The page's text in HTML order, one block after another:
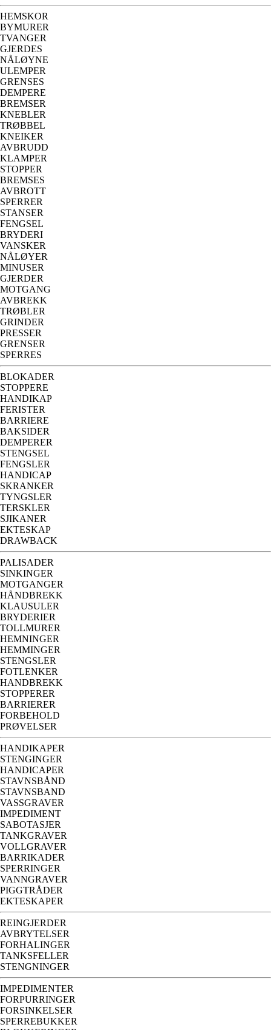
HEMSKOR
BYMURER
TVANGER
GJERDES
NÅLØYNE
ULEMPER
GRENSES
DEMPERE
BREMSER
KNEBLER
TRØBBEL
KNEIKER
AVBRUDD
KLAMPER
STOPPER
BREMSES
AVBROTT
SPERRER
STANSER
FENGSEL
BRYDERI
VANSKER
NÅLØYER
MINUSER
GJERDER
MOTGANG
AVBREKK
TRØBLER
GRINDER
PRESSER
GRENSER
SPERRES
BLOKADER
STOPPERE
HANDIKAP
FERISTER
BARRIERE
BAKSIDER
DEMPERER
STENGSEL
FENGSLER
HANDICAP
SKRANKER
TYNGSLER
TERSKLER
SJIKANER
EKTESKAP
DRAWBACK
PALISADER
SINKINGER
MOTGANGER
HÅNDBREKK
KLAUSULER
BRYDERIER
TOLLMURER
HEMNINGER
HEMMINGER
STENGSLER
FOTLENKER
HANDBREKK
STOPPERER
BARRIERER
FORBEHOLD
PRØVELSER
HANDIKAPER
STENGINGER
HANDICAPER
STAVNSBÅND
STAVNSBAND
VASSGRAVER
IMPEDIMENT
SABOTASJER
TANKGRAVER
VOLLGRAVER
BARRIKADER
SPERRINGER
VANNGRAVER
PIGGTRÅDER
EKTESKAPER
REINGJERDER
AVBRYTELSER
FORHALINGER
TANKSFELLER
STENGNINGER
IMPEDIMENTER
FORPURRINGER
FORSINKELSER
SPERREBUKKER